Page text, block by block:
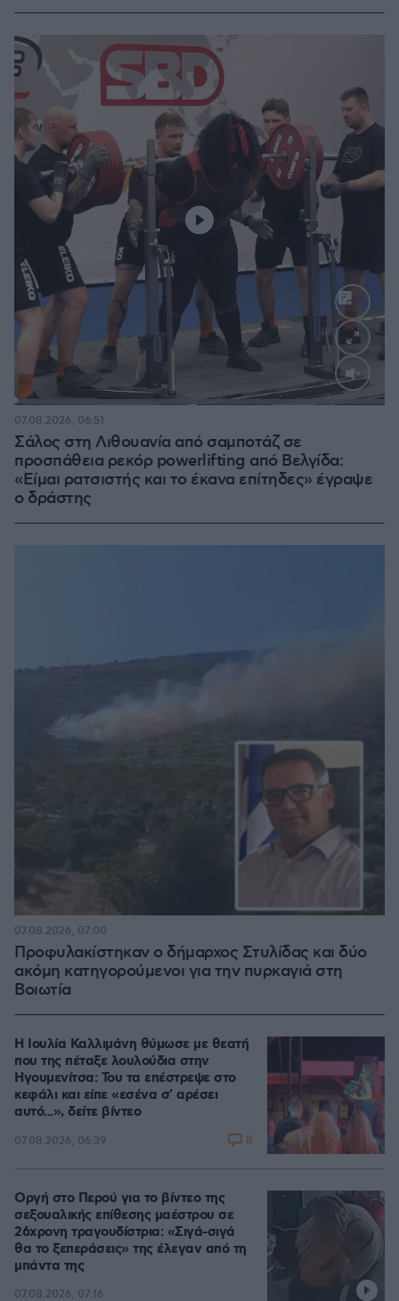
Loaded:
Σάλος στη Λιθουανία από σαμποτάζ σε
προσπάθεια ρεκόρ powerlifting από Βελγίδα:
«Είμαι ρατσιστής και το έκανα επίτηδες» έγραψε
ο δράστης
07.08.2026, 06:51
Προφυλακίστηκαν ο δήμαρχος Στυλίδας και δύο
ακόμη κατηγορούμενοι για την πυρκαγιά στη
Βοιωτία
07.08.2026, 07:00
Η Ιουλία Καλλιμάνη θύμωσε με θεατή
που της πέταξε λουλούδια στην
Ηγουμενίτσα: Του τα επέστρεψε στο
κεφάλι και είπε «εσένα σ' αρέσει
αυτό...», δείτε βίντεο
07.08.2026, 06:39 8
Οργή στο Περού για το βίντεο της
σεξουαλικής επίθεσης μαέστρου σε
26χρονη τραγουδίστρια: «Σιγά-σιγά
θα το ξεπεράσεις» της έλεγαν από τη
μπάντα της
07.08.2026, 07:16